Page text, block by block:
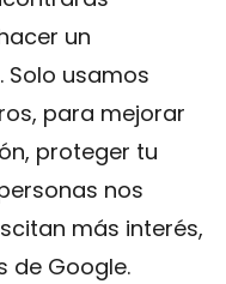
un
Solo usamos
para mejorar
proteger tu
nos
más interés,
de Google.